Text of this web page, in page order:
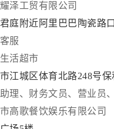
泽工贸有限公司
庭附近阿里巴巴陶瓷路
服
活超市
江城区体育北路248号保
理、财务文员、营业员
高歌餐饮娱乐有限公司